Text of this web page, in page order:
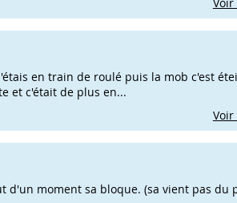
en train de roulé puis la mob c'est
et c'était de plus en...
Voir
moment sa bloque. (sa vient pas du